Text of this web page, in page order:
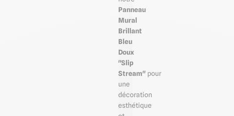
Panneau
Mural
Brillant
Bleu
Doux
"Slip
Stream" pour
une
décoration
esthétique